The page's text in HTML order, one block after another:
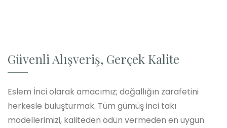
Güvenli Alışveriş, Gerçek Kalite
Eslem İnci olarak amacımız; doğallığın zarafetini
herkesle buluşturmak. Tüm gümüş inci takı
modellerimizi, kaliteden ödün vermeden en uygun